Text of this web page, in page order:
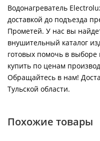
Водонагреватель
доставкой до подъезда
Прометей. У нас вы
внушительный каталог
готовых помочь в выборе
купить по ценам
Обращайтесь в нам!
Тульской области.
Похожие товары